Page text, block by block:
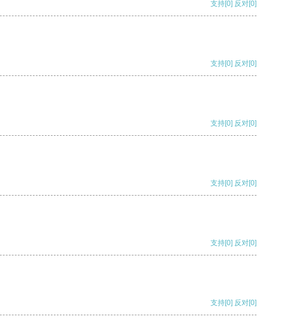
支持[0] 反对[0]
支持[0] 反对[0]
支持[0] 反对[0]
支持[0] 反对[0]
支持[0] 反对[0]
支持[0] 反对[0]